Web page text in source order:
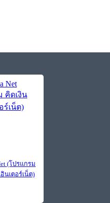
(โปรแกรม
นเตอร์เน็ต)